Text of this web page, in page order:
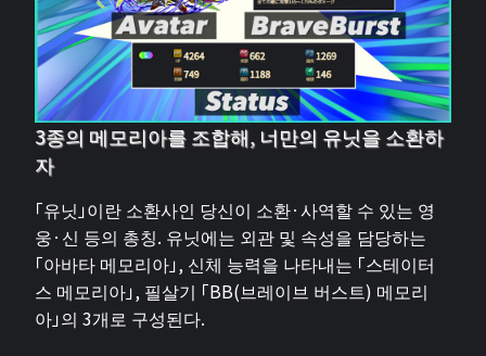
3종의 메모리아를 조합해, 너만의 유닛을 소환하
자
「유닛」이란 소환사인 당신이 소환·사역할 수 있는 영
웅·신 등의 총칭. 유닛에는 외관 및 속성을 담당하는
「아바타 메모리아」, 신체 능력을 나타내는 「스테이터
스 메모리아」, 필살기 「BB(브레이브 버스트) 메모리
아」의 3개로 구성된다.